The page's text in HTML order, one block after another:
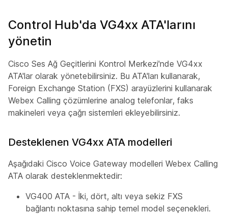
Control Hub'da VG4xx ATA'larını
yönetin
Cisco Ses Ağ Geçitlerini Kontrol Merkezi'nde VG4xx
ATA'lar olarak yönetebilirsiniz. Bu ATA'ları kullanarak,
Foreign Exchange Station (FXS) arayüzlerini kullanarak
Webex Calling çözümlerine analog telefonlar, faks
makineleri veya çağrı sistemleri ekleyebilirsiniz.
Desteklenen VG4xx ATA modelleri
Aşağıdaki Cisco Voice Gateway modelleri Webex Calling
ATA olarak desteklenmektedir:
VG400 ATA - İki, dört, altı veya sekiz FXS
bağlantı noktasına sahip temel model seçenekleri.